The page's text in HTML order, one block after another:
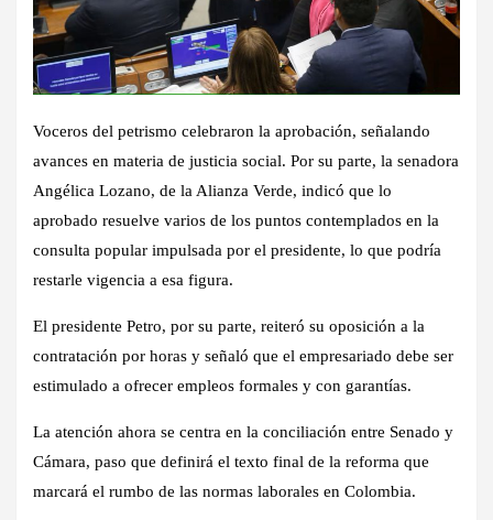
Voceros del petrismo celebraron la aprobación, señalando
avances en materia de justicia social. Por su parte, la senadora
Angélica Lozano, de la Alianza Verde, indicó que lo
aprobado resuelve varios de los puntos contemplados en la
consulta popular impulsada por el presidente, lo que podría
restarle vigencia a esa figura.
El presidente Petro, por su parte, reiteró su oposición a la
contratación por horas y señaló que el empresariado debe ser
estimulado a ofrecer empleos formales y con garantías.
La atención ahora se centra en la conciliación entre Senado y
Cámara, paso que definirá el texto final de la reforma que
marcará el rumbo de las normas laborales en Colombia.